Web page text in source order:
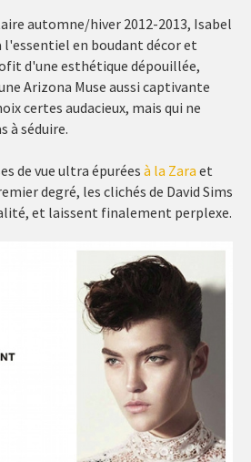
automne/hiver 2012-2013, Isabel
l'essentiel en boudant décor et
d'une esthétique dépouillée,
Arizona Muse aussi captivante
certes audacieux, mais qui ne
à séduire.
de vue ultra épurées à la Zara et
degré, les clichés de David Sims
et laissent finalement perplexe.